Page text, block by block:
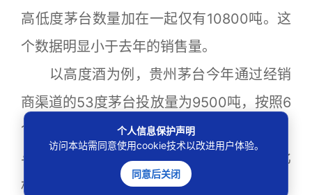
高低度茅台数量加在一起仅有10800吨。这
个数据明显小于去年的销售量。
以高度酒为例，贵州茅台今年通过经销
商渠道的53度茅台投放量为9500吨，按照6
19元的出厂价计算，营业额为117.61亿元，
与去年茅台高度酒营业额157.277亿元相比
相差39.67亿元。
个人信息保护声明
访问本站需同意使用cookie技术以改进用户体验。
同意后关闭